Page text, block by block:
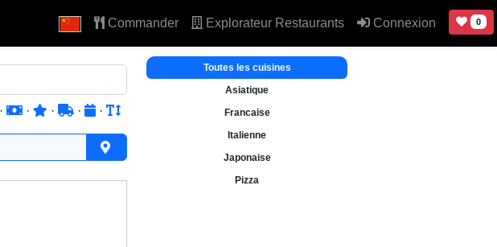
Commander Explorateur Restaurants Connexion 0
· · · · ·
Toutes les cuisines
Asiatique
Francaise
Italienne
Japonaise
Pizza